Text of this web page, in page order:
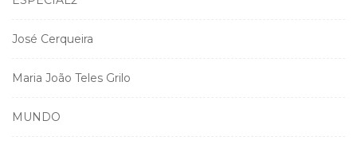
José Cerqueira
Maria João Teles Grilo
MUNDO